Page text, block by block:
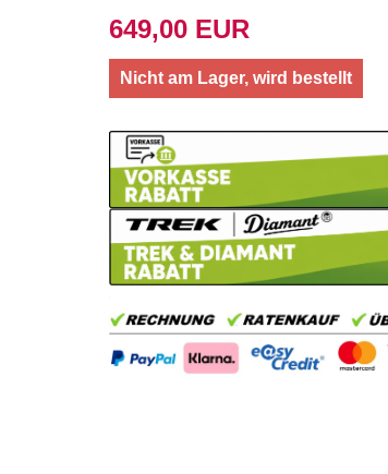
649,00 EUR
Nicht am Lager, wird bestellt